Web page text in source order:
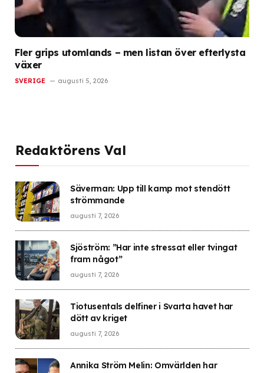
Fler grips utomlands – men listan över efterlysta
växer
SVERIGE augusti 5, 2026
Redaktörens Val
Säverman: Upp till kamp mot stendött
strömmande
augusti 7, 2026
Sjöström: ”Har inte stressat eller tvingat
fram något”
augusti 7, 2026
Tiotusentals delfiner i Svarta havet har
dött av kriget
augusti 7, 2026
Annika Ström Melin: Omvärlden har